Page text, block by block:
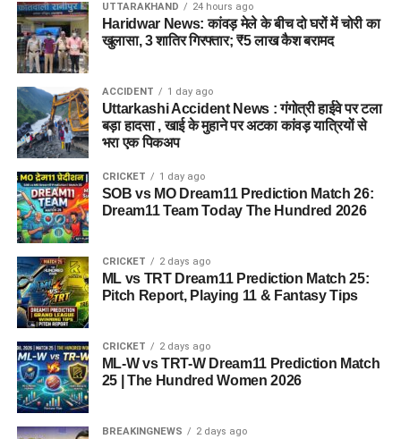
UTTARAKHAND 24 hours ago
Haridwar News: कांवड़ मेले के बीच दो घरों में चोरी का
खुलासा, 3 शातिर गिरफ्तार; ₹5 लाख कैश बरामद
ACCIDENT 1 day ago
Uttarkashi Accident News : गंगोत्री हाईवे पर टला
बड़ा हादसा , खाई के मुहाने पर अटका कांवड़ यात्रियों से
भरा एक पिकअप
CRICKET 1 day ago
SOB vs MO Dream11 Prediction Match 26:
Dream11 Team Today The Hundred 2026
CRICKET 2 days ago
ML vs TRT Dream11 Prediction Match 25:
Pitch Report, Playing 11 & Fantasy Tips
CRICKET 2 days ago
ML-W vs TRT-W Dream11 Prediction Match
25 | The Hundred Women 2026
BREAKINGNEWS 2 days ago